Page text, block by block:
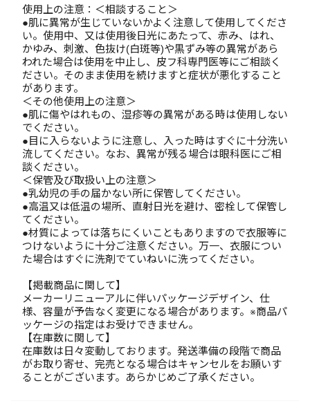
使用上の注意：＜相談すること＞
●肌に異常が生じていないかよく注意して使用してくださ
い。使用中、又は使用後日光にあたって、赤み、はれ、
かゆみ、刺激、色抜け(白斑等)や黒ずみ等の異常があら
われた場合は使用を中止し、皮フ科専門医等にご相談く
ださい。そのまま使用を続けますと症状が悪化すること
があります。
＜その他使用上の注意＞
●肌に傷やはれもの、湿疹等の異常がある時は使用しない
でください。
●目に入らないように注意し、入った時はすぐに十分洗い
流してください。なお、異常が残る場合は眼科医にご相
談ください。
＜保管及び取扱い上の注意＞
●乳幼児の手の届かない所に保管してください。
●高温又は低温の場所、直射日光を避け、密栓して保管し
てください。
●材質によっては落ちにくいこともありますので衣服等に
つけないように十分ご注意ください。万一、衣服につい
た場合はすぐに洗剤でていねいに洗ってください。
【掲載商品に関して】
メーカーリニューアルに伴いパッケージデザイン、仕
様、容量が予告なく変更になる場合があります。※商品パ
ッケージの指定はお受けできません。
【在庫数に関して】
在庫数は日々変動しております。発送準備の段階で商品
がお取り寄せ、完売となる場合はキャンセルをお願いす
ることがございます。あらかじめご了承ください。